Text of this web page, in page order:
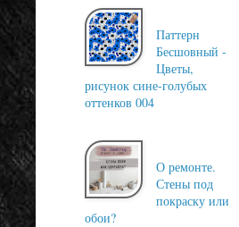
Паттерн
Бесшовный -
Цветы,
рисунок сине-голубых
оттенков 004
О ремонте.
Стены под
покраску или
обои?